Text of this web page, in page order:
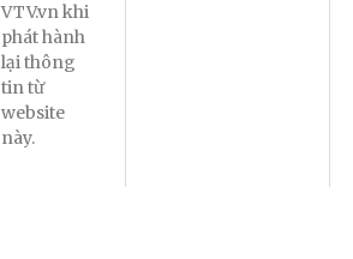
VTV.vn khi
phát hành
lại thông
tin từ
website
này.